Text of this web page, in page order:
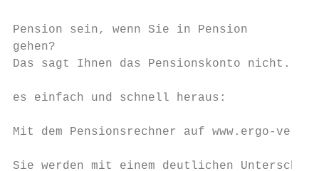
Pension sein, wenn Sie in Pension
gehen?
Das sagt Ihnen das Pensionskonto nicht.
es einfach und schnell heraus:
Mit dem Pensionsrechner auf www.ergo-
Sie werden mit einem deutlichen